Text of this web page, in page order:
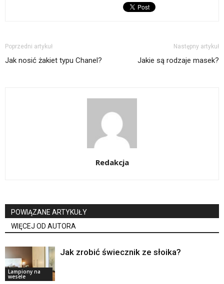
Poprzedni artykuł
Jak nosić żakiet typu Chanel?
Następny artykuł
Jakie są rodzaje masek?
Redakcja
POWIĄZANE ARTYKUŁY
WIĘCEJ OD AUTORA
Lampiony na
wesele
Jak zrobić świecznik ze słoika?